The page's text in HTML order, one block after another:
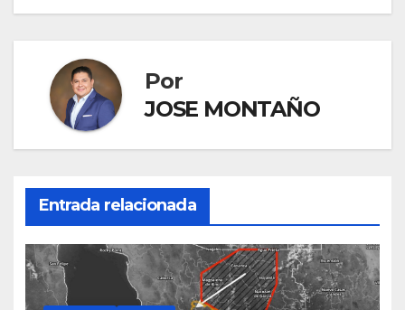
Por
JOSE MONTAÑO
Entrada relacionada